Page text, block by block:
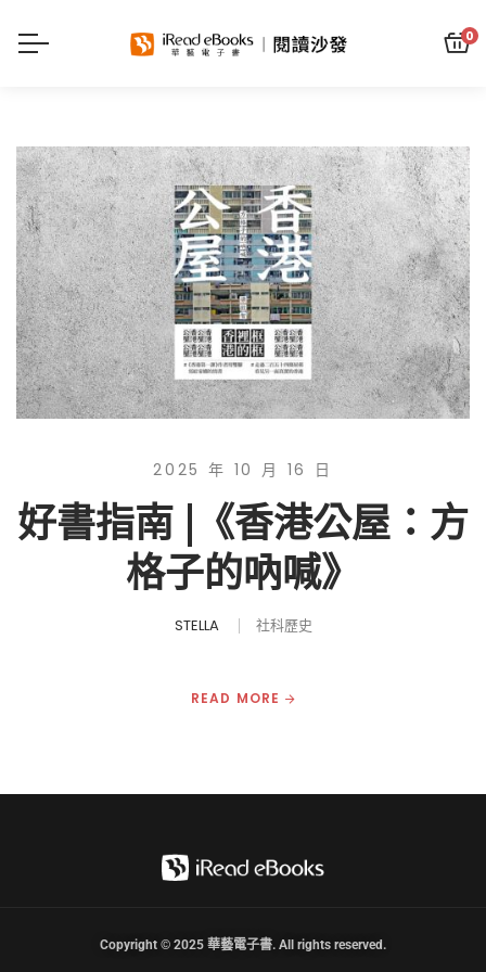
0
2025 年 10 月 16 日
好書指南 |《香港公屋：方
格子的吶喊》
STELLA 社科歷史
READ MORE
Copyright © 2025 華藝電子書. All rights reserved.